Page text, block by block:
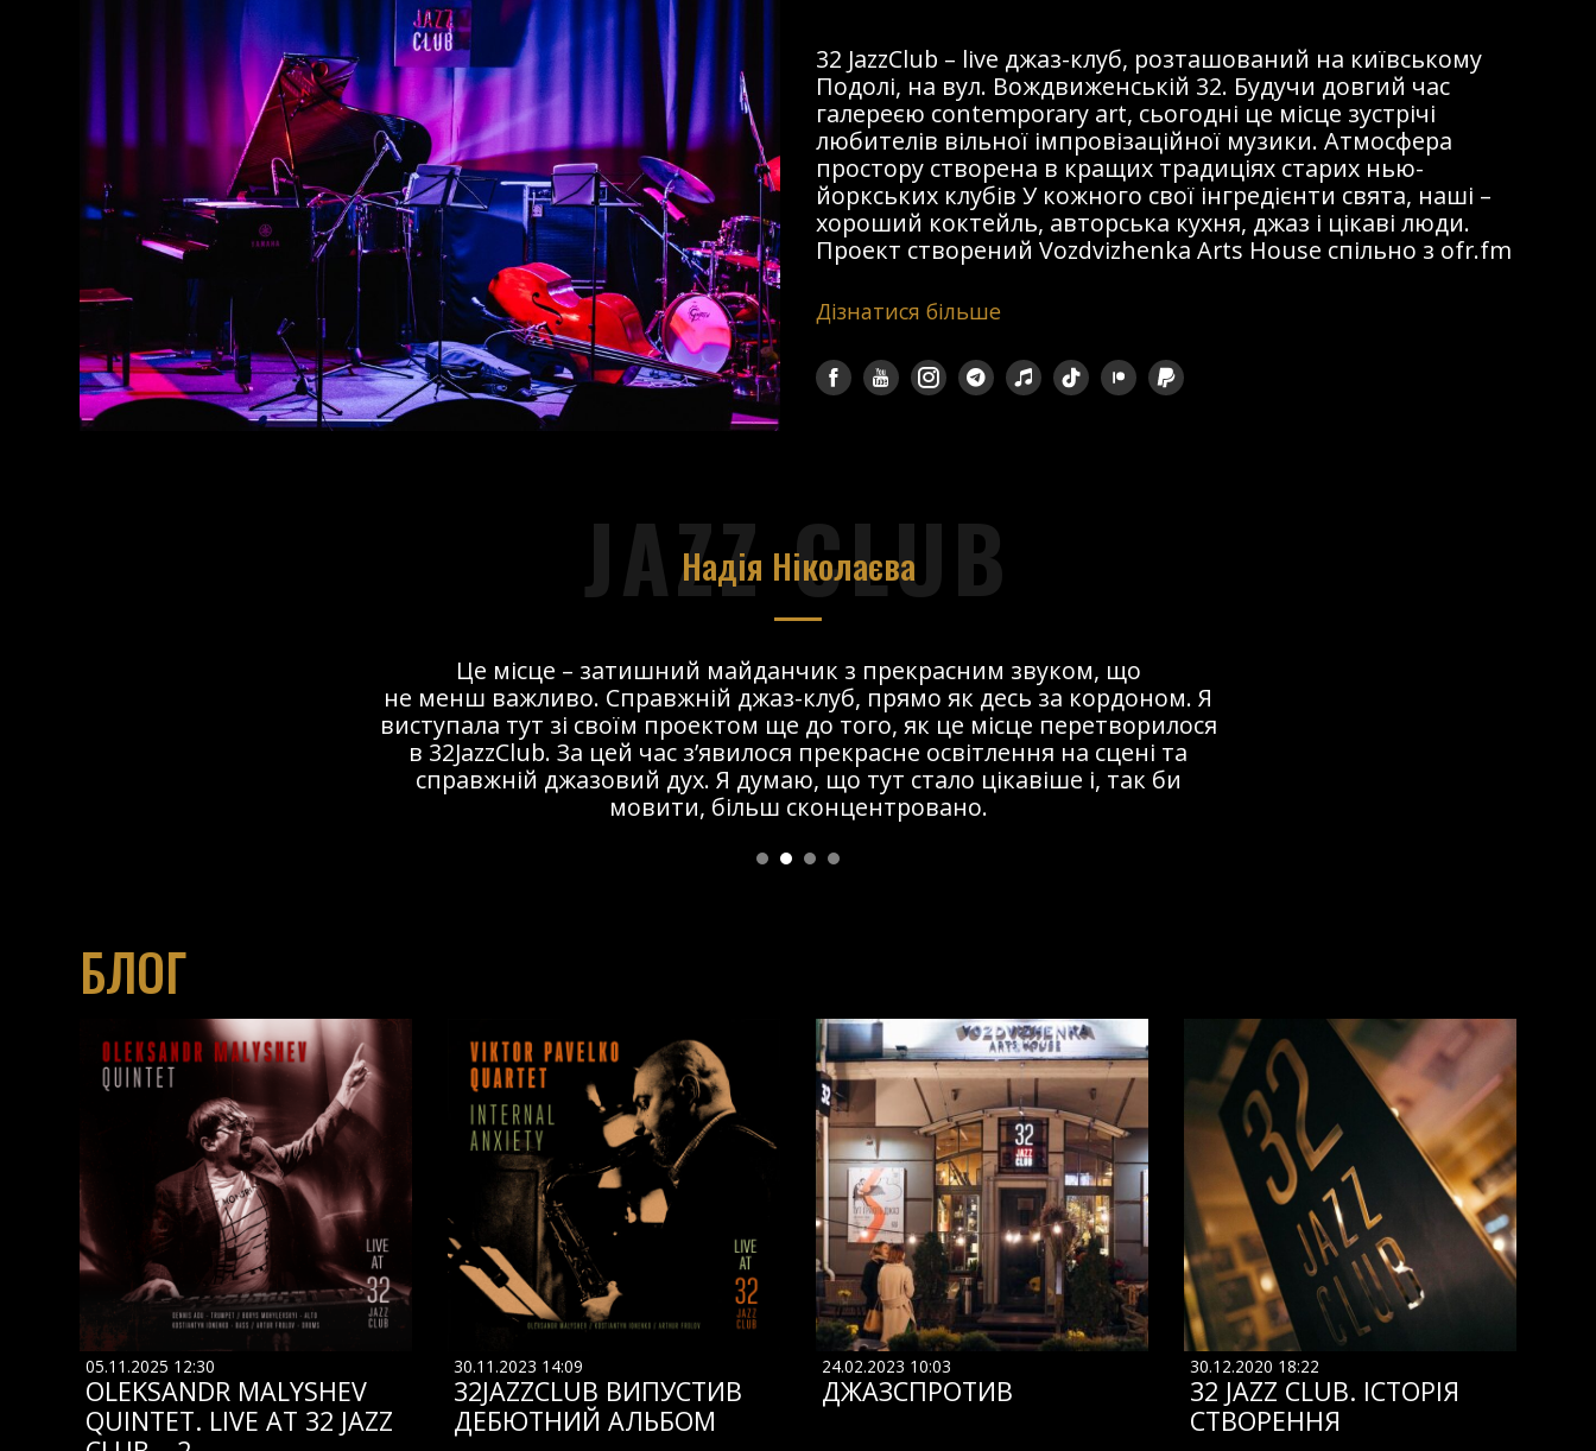
32 JazzClub – live джаз-клуб, розташований на київському
Подолі, на вул. Вождвиженській 32. Будучи довгий час
галереєю contemporary art, сьогодні це місце зустрічі
любителів вільної імпровізаційної музики. Атмосфера
простору створена в кращих традиціях старих нью-
йоркських клубів У кожного свої інгредієнти свята, наші –
хороший коктейль, авторська кухня, джаз і цікаві люди.
Проект створений Vozdvizhenka Arts House спільно з ofr.fm
Дізнатися більше
JAZZ CLUB
Надія Ніколаєва
Це місце – затишний майданчик з прекрасним звуком, що
не менш важливо. Справжній джаз-клуб, прямо як десь за кордоном. Я
виступала тут зі своїм проектом ще до того, як це місце перетворилося
в 32JazzClub. За цей час з’явилося прекрасне освітлення на сцені та
справжній джазовий дух. Я думаю, що тут стало цікавіше і, так би
мовити, більш сконцентровано.
БЛОГ
05.11.2025 12:30
OLEKSANDR MALYSHEV
QUINTET. LIVE AT 32 JAZZ
30.11.2023 14:09
32JAZZCLUB ВИПУСТИВ
ДЕБЮТНИЙ АЛЬБОМ
24.02.2023 10:03
ДЖАЗСПРОТИВ
30.12.2020 18:22
32 JAZZ CLUB. ІСТОРІЯ
СТВОРЕННЯ